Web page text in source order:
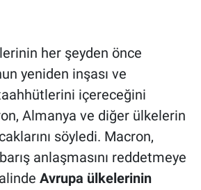
her şeyden önce
yeniden inşası ve
içereceğini
Almanya ve diğer ülkelerin
söyledi. Macron,
anlaşmasını reddetmeye
Avrupa ülkelerinin